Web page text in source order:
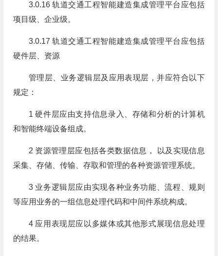
3.0.16 轨道交通工程智能建造集成管理平台应包括
项目级、企业级。
3.0.17 轨道交通工程智能建造集成管理平台应包括
硬件层、资源
管理层、业务逻辑层及应用表现层，并应符合以下
规定：
1 硬件层应由支持信息录入、存储和分析的计算机
和智能终端设备组成。
2 资源管理层应包括各类数据信息， 以及实现信息
采集、存储、传输、存取和管理的各种资源管理系统。
3 业务逻辑层应由实现各种业务功能、流程、规则
等应用业务的一组信息处理代码和中间件系统构成。
4 应用表现层应以多媒体或其他形式展现信息处理
的结果。